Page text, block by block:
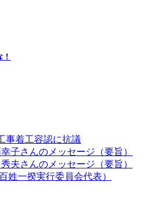
事着工容認に抗議
さんのメッセージ（要旨）
さんのメッセージ（要旨）
一揆実行委員会代表）